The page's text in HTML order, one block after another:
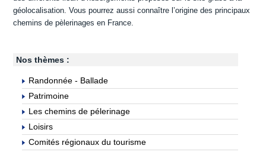
géolocalisation. Vous pourrez aussi connaître l’origine des principaux
chemins de pèlerinages en France.
Nos thèmes :
Randonnée - Ballade
Patrimoine
Les chemins de pélerinage
Loisirs
Comités régionaux du tourisme